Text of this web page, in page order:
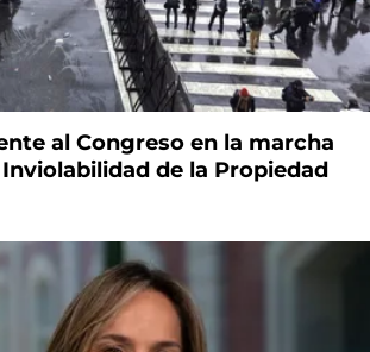
al Congreso en la marcha
de la Propiedad